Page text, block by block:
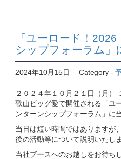
「ユーロード！
シップフォーラム」
2024年10月15日 Category -
２０２４年１０月２１日（月）
歌山ビッグ愛で開催される「
ンターンシップフォーラム」に
当日は短い時間ではありますが
後の活動等について説明いたしま
当社ブースへのお越しをお待ち